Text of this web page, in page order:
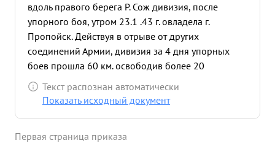
вдоль правого берега Р. Сож дивизия, после
упорного боя, утром 23.1 .43 г. овладела г.
Пропойск. Действуя в отрыве от других
соединений Армии, дивизия за 4 дня упорных
боев прошла 60 км. освободив более 20
населенных пунктов, в том числе крупные
населенные пункты:г Пропойск Бахань, Гайшин,
Долматов обеспечил выполнение задач первого
Текст распознан автоматически
Показать исходный документ
Первая страница приказа